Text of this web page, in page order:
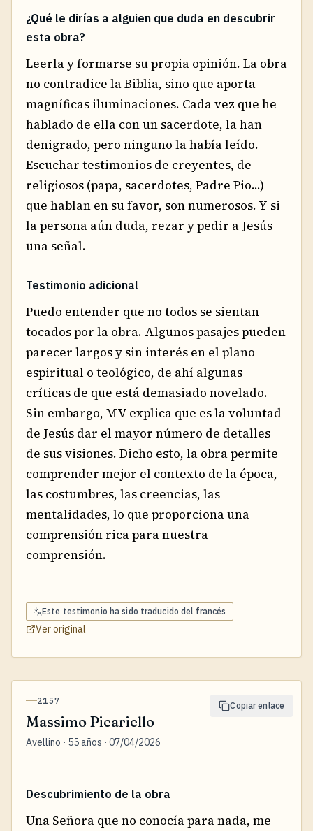
¿Qué le dirías a alguien que duda en descubrir
esta obra?
Leerla y formarse su propia opinión. La obra
no contradice la Biblia, sino que aporta
magníficas iluminaciones. Cada vez que he
hablado de ella con un sacerdote, la han
denigrado, pero ninguno la había leído.
Escuchar testimonios de creyentes, de
religiosos (papa, sacerdotes, Padre Pio...)
que hablan en su favor, son numerosos. Y si
la persona aún duda, rezar y pedir a Jesús
una señal.
Testimonio adicional
Puedo entender que no todos se sientan
tocados por la obra. Algunos pasajes pueden
parecer largos y sin interés en el plano
espiritual o teológico, de ahí algunas
críticas de que está demasiado novelado.
Sin embargo, MV explica que es la voluntad
de Jesús dar el mayor número de detalles
de sus visiones. Dicho esto, la obra permite
comprender mejor el contexto de la época,
las costumbres, las creencias, las
mentalidades, lo que proporciona una
comprensión rica para nuestra
comprensión.
Este testimonio ha sido traducido del francés
Ver original
2157
Massimo Picariello
Avellino · 55 años · 07/04/2026
Copiar enlace
Descubrimiento de la obra
Una Señora que no conocía para nada, me